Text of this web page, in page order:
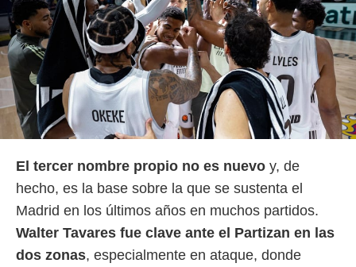
El tercer nombre propio no es nuevo y, de
hecho, es la base sobre la que se sustenta el
Madrid en los últimos años en muchos partidos.
Walter Tavares fue clave ante el Partizan en las
dos zonas, especialmente en ataque, donde